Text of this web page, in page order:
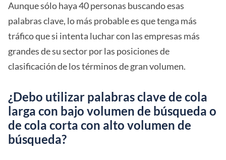
Aunque sólo haya 40 personas buscando esas
palabras clave, lo más probable es que tenga más
tráfico que si intenta luchar con las empresas más
grandes de su sector por las posiciones de
clasificación de los términos de gran volumen.
¿Debo utilizar palabras clave de cola
larga con bajo volumen de búsqueda o
de cola corta con alto volumen de
búsqueda?